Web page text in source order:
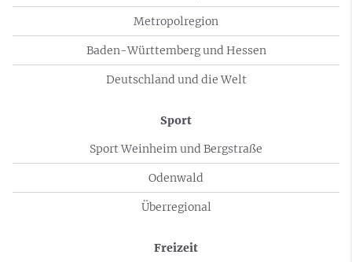
Metropolregion
Baden-Württemberg und Hessen
Deutschland und die Welt
Sport
Sport Weinheim und Bergstraße
Odenwald
Überregional
Freizeit